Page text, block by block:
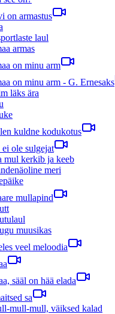
on armastus
laul
armas
on minu arm
on minu arm - G. Ernesaks
läks ära
kuldne kodukotus
ole sulgejat
mul kerkib ja keeb
meri
mullapind
muusikas
veel meloodia
sääl on hää elada
sa
mull-mull, väiksed kalad